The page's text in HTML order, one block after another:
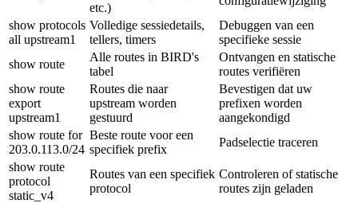
etc.)
show protocols
all upstream1
Volledige sessiedetails,
tellers, timers
Debuggen van een
specifieke sessie
show route
Alle routes in BIRD's
tabel
Ontvangen en statische
routes verifiëren
show route
export
upstream1
Routes die naar
upstream worden
gestuurd
Bevestigen dat uw
prefixen worden
aangekondigd
show route for
203.0.113.0/24
Beste route voor een
specifiek prefix
Padselectie traceren
show route
protocol
static_v4
Routes van een specifiek
protocol
Controleren of statische
routes zijn geladen